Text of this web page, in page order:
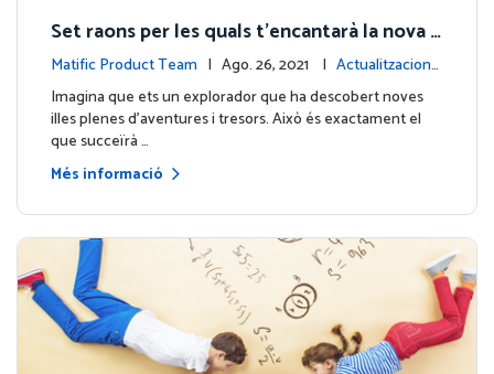
Set raons per les quals t'encantarà la nova e
xperiència per a estudiants
Matific Product Team | Ago. 26, 2021 | Actualitzacions
de la plataforma
Imagina que ets un explorador que ha descobert noves
illes plenes d'aventures i tresors. Això és exactament el
que succeïrà …
Més informació